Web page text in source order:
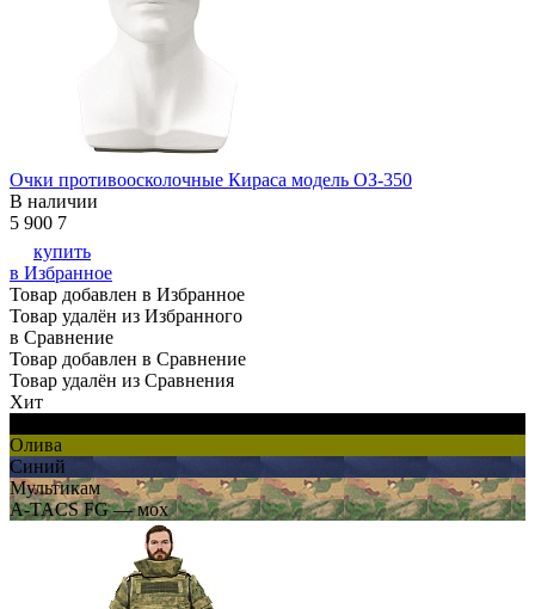
Очки противоосколочные Кираса модель ОЗ-350
В наличии
5 900 7
купить
в Избранное
Товар добавлен в Избранное
Товар удалён из Избранного
в Сравнение
Товар добавлен в Сравнение
Товар удалён из Сравнения
Хит
Олива
Синий
Мультикам
A-TACS FG — мох